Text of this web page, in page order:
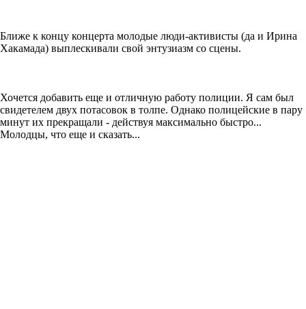
Ближе к концу концерта молодые люди-активисты (да и Ирина
Хакамада) выплескивали свой энтузиазм со сцены.
Хочется добавить еще и отличную работу полиции. Я сам был
свидетелем двух потасовок в толпе. Однако полицейские в пару
минут их прекращали - действуя максимально быстро...
Молодцы, что еще и сказать...